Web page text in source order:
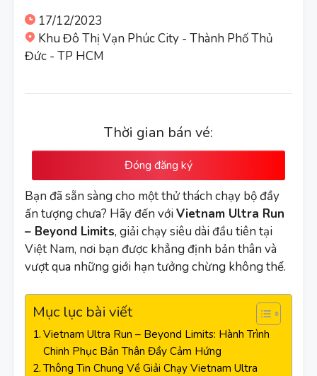
17/12/2023
Khu Đô Thị Vạn Phúc City - Thành Phố Thủ
Đức - TP HCM
Thời gian bán vé:
Đóng đăng ký
Bạn đã sẵn sàng cho một thử thách chạy bộ đầy
ấn tượng chưa? Hãy đến vớiVietnam Ultra Run
– Beyond Limits, giải chạy siêu dài đầu tiên tại
Việt Nam, nơi bạn được khẳng định bản thân và
vượt qua những giới hạn tưởng chừng không thể.
Mục lục bài viết
Vietnam Ultra Run – Beyond Limits: Hành Trình
Chinh Phục Bản Thân Đầy Cảm Hứng
Thông Tin Chung Về Giải Chạy Vietnam Ultra